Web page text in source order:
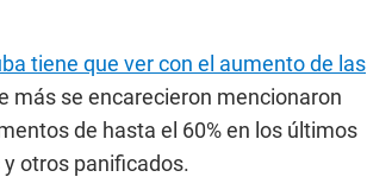
tiene que ver con el aumento de las
más se encarecieron mencionaron
de hasta el 60% en los últimos
otros panificados.